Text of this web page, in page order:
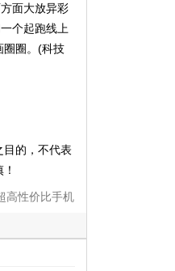
面大放异彩
个起跑线上
圈圈。(科技
目的，不代表
高性价比手机